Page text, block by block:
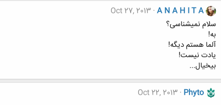
A N A H I T A
Oct 27, 2013
سلام نمیشناسی؟
به!
آلما هستم دیگه!
یادت نیست!
بیخیال...
Phyto
Oct 22, 2013